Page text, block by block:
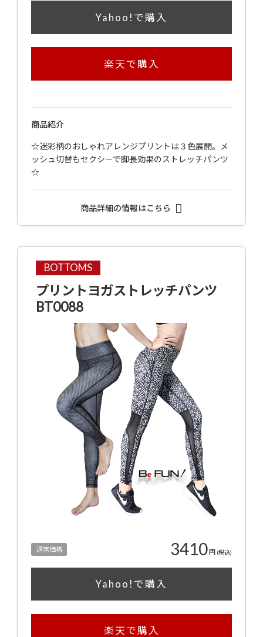
Yahoo!で購入
楽天で購入
商品紹介
☆迷彩柄のおしゃれアレンジプリントは３色展開。メ
ッシュ切替もセクシーで脚長効果のストレッチパンツ
☆
商品詳細の情報はこちら
BOTTOMS
プリントヨガストレッチパンツ
BT0088
通常価格 3410円 (税込)
Yahoo!で購入
楽天で購入